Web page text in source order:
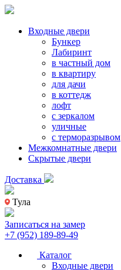
Входные двери
Бункер
Лабиринт
в частный дом
в квартиру
для дачи
в коттедж
лофт
с зеркалом
уличные
с терморазрывом
Межкомнатные двери
Скрытые двери
Доставка
Тула
Записаться на замер
+7 (952) 189-89-49
Каталог
Входные двери